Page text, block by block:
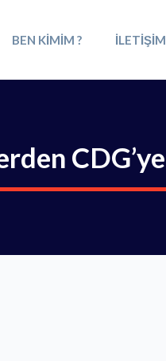
BEN KIMIM ? İLETIŞIM
CDG’ye